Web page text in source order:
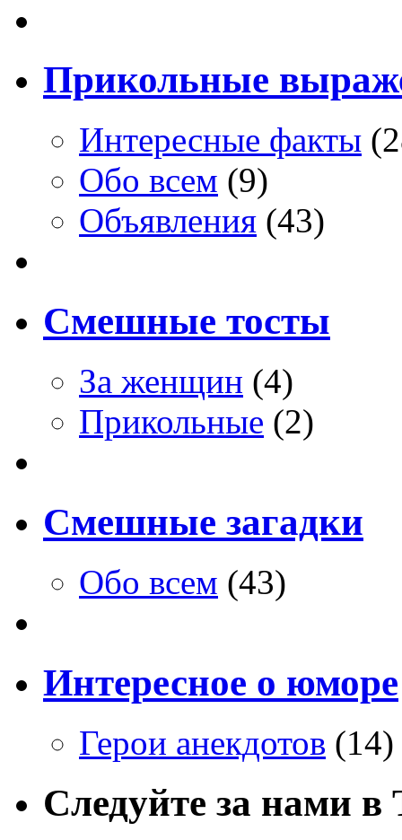
Прикольные
Интересные факты
Обо всем (9)
Объявления (43)
Смешные тосты
За женщин (4)
Прикольные (2)
Смешные загадки
Обо всем (43)
Интересное о юморе
Герои анекдотов (14)
Следуйте за нами